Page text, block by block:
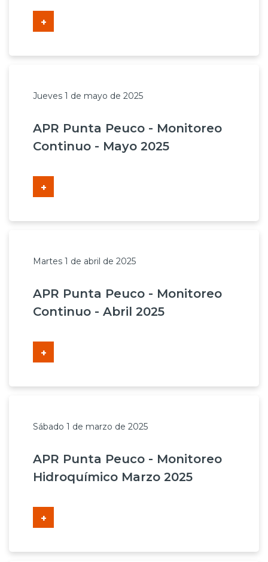
+
Jueves 1 de mayo de 2025
APR Punta Peuco - Monitoreo
Continuo - Mayo 2025
+
Martes 1 de abril de 2025
APR Punta Peuco - Monitoreo
Continuo - Abril 2025
+
Sábado 1 de marzo de 2025
APR Punta Peuco - Monitoreo
Hidroquímico Marzo 2025
+